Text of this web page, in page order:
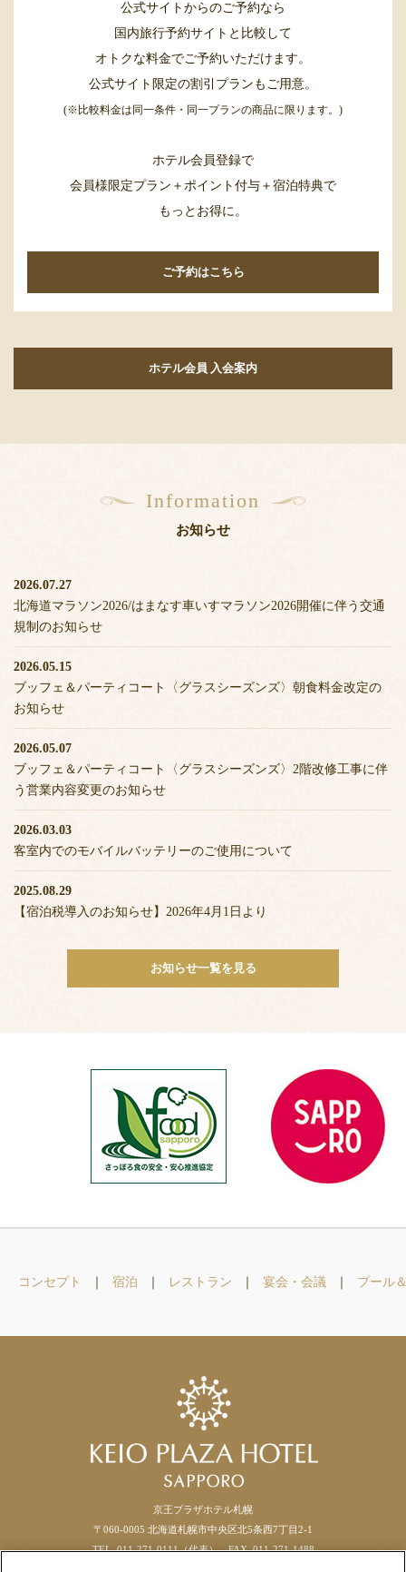
公式サイトからのご予約なら
国内旅行予約サイトと比較して
オトクな料金でご予約いただけます。
公式サイト限定の割引プランもご用意。
(※比較料金は同一条件・同一プランの商品に限ります。)
ホテル会員登録で
会員様限定プラン＋ポイント付与＋宿泊特典で
もっとお得に。
ご予約はこちら
ホテル会員 入会案内
Information
お知らせ
2026.07.27
北海道マラソン2026/はまなす車いすマラソン2026開催に伴う交通
規制のお知らせ
2026.05.15
ブッフェ＆パーティコート〈グラスシーズンズ〉朝食料金改定の
お知らせ
2026.05.07
ブッフェ＆パーティコート〈グラスシーズンズ〉2階改修工事に伴
う営業内容変更のお知らせ
2026.03.03
客室内でのモバイルバッテリーのご使用について
2025.08.29
【宿泊税導入のお知らせ】2026年4月1日より
お知らせ一覧を見る
コンセプト 宿泊 レストラン 宴会・会議 プール
京王プラザホテル札幌
〒060-0005 北海道札幌市中央区北5条西7丁目2-1
TEL. 011-271-0111（代表） FAX.011-271-1488